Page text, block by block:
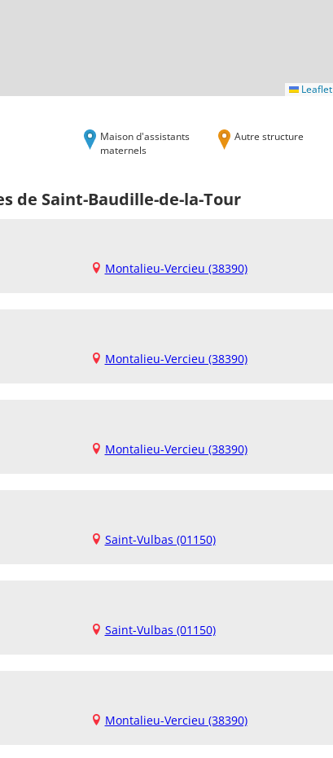
Leaflet
Maison d'assistants
maternels
Autre structure
de Saint-Baudille-de-la-Tour
Montalieu-Vercieu (38390)
Montalieu-Vercieu (38390)
Montalieu-Vercieu (38390)
Saint-Vulbas (01150)
Saint-Vulbas (01150)
Montalieu-Vercieu (38390)